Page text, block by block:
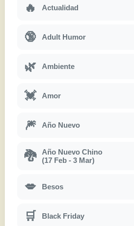
🔥 Actualidad
🔞 Adult Humor
🌿 Ambiente
💓 Amor
🎆 Año Nuevo
🐉
Año Nuevo Chino
(17 Feb - 3 Mar)
💋 Besos
🛒 Black Friday